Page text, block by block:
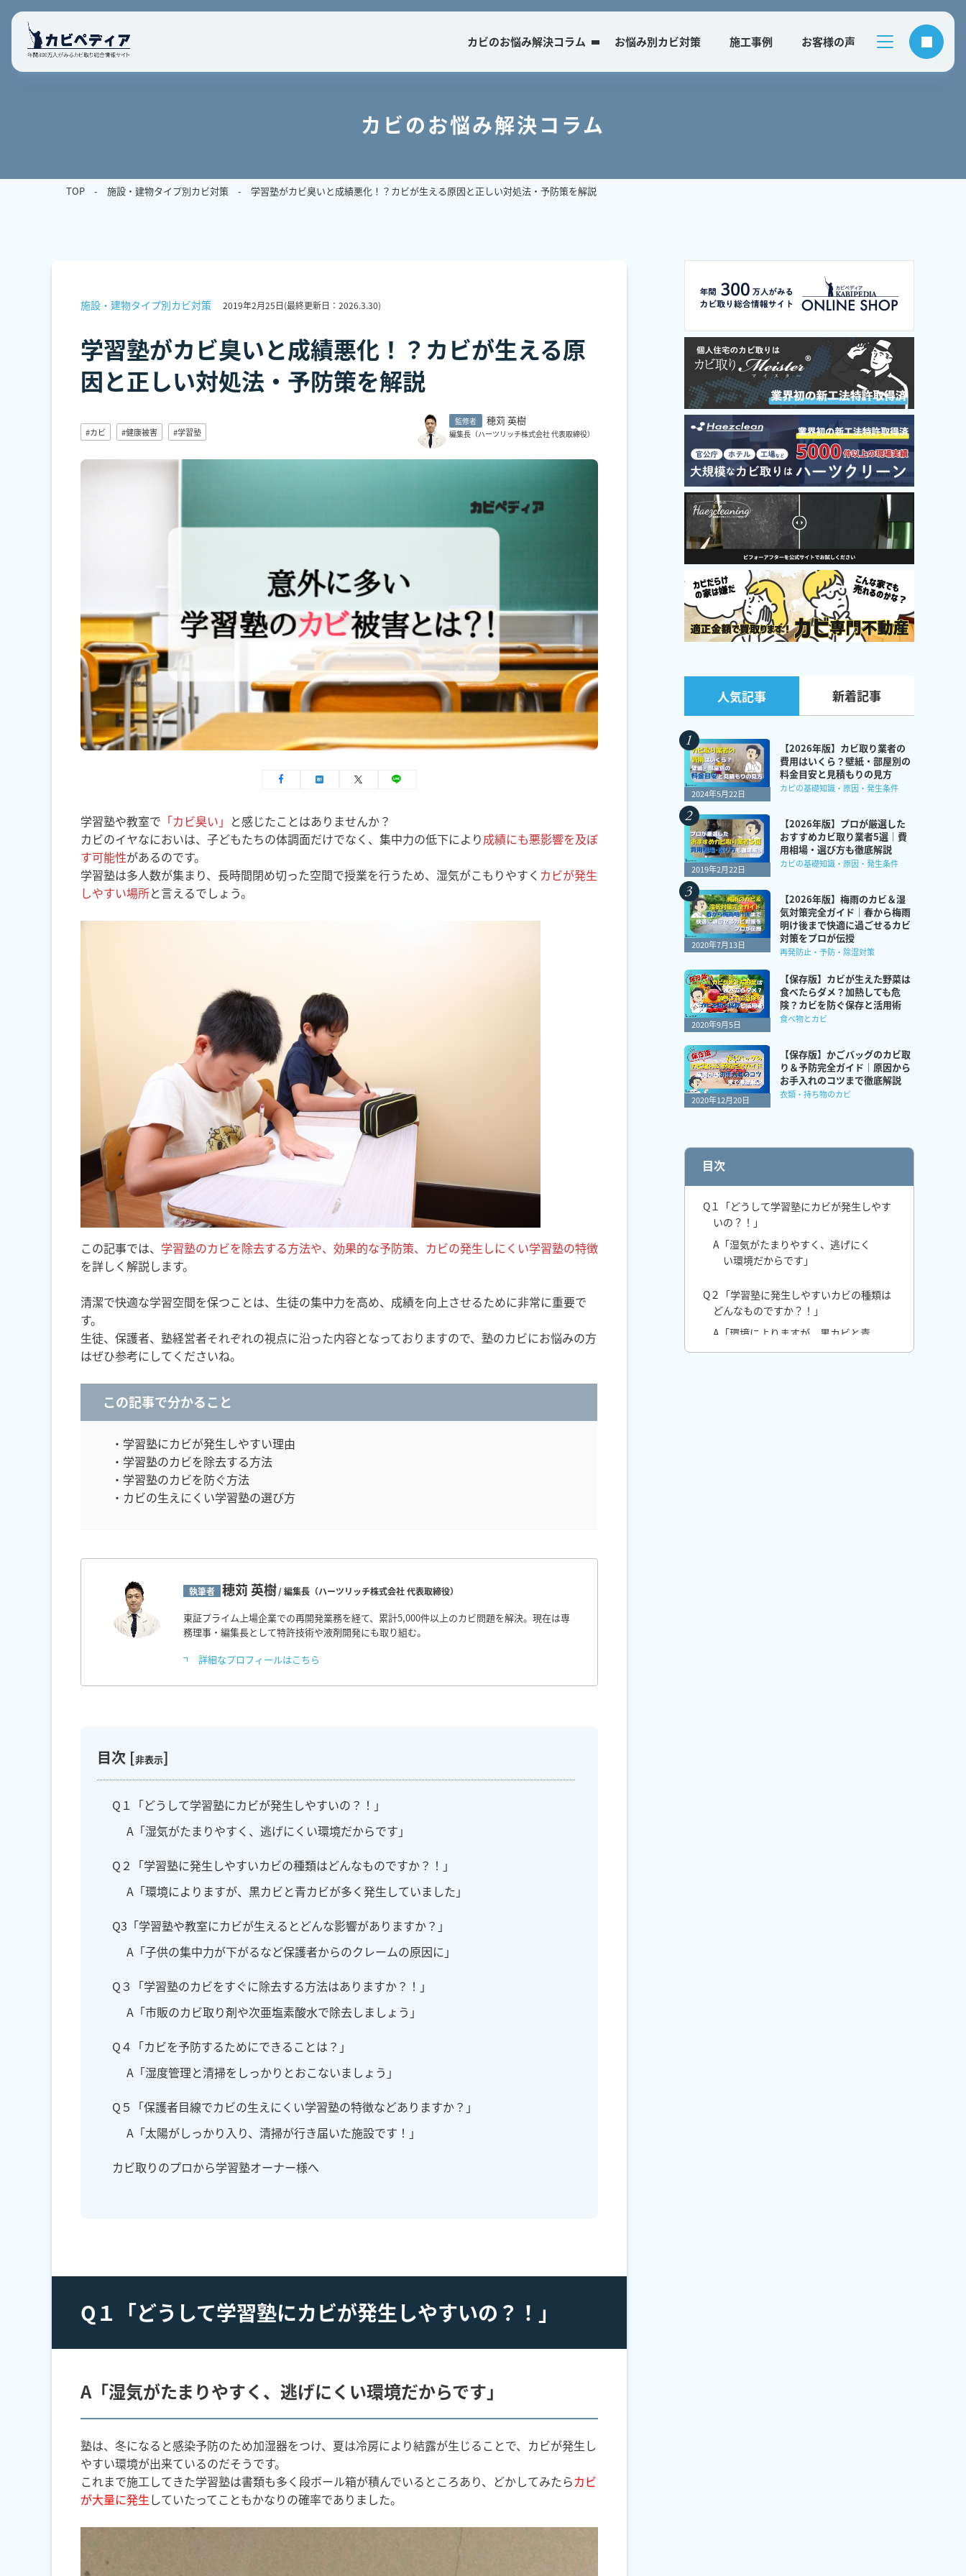
カビのお悩み解決コラム お悩み別カビ対策 施工事例 お客様の声
カビのお悩み解決コラム
TOP 施設・建物タイプ別カビ対策 学習塾がカビ臭いと成績悪化！？カビが生える原因と正しい対処法・予防策を解説
施設・建物タイプ別カビ対策 2019年2月25日(最終更新日： 2026.3.30)
学習塾がカビ臭いと成績悪化！？カビが生える原
因と正しい対処法・予防策を解説
#カビ #健康被害 #学習塾
監修者 穂苅 英樹
編集長（ハーツリッチ株式会社 代表取締役）
学習塾や教室で 「カビ臭い」 と感じたことはありませんか？
カビのイヤなにおいは、子どもたちの体調面だけでなく、集中力の低下により成績にも悪影響を及ぼ
す可能性があるのです。
学習塾は多人数が集まり、長時間閉め切った空間で授業を行うため、湿気がこもりやすく カビが発生
しやすい場所と言えるでしょう。
この記事では、 学習塾のカビを除去する方法や、効果的な予防策、カビの発生しにくい学習塾の特徴
を詳しく解説します。
清潔で快適な学習空間を保つことは、生徒の集中力を高め、成績を向上させるために非常に重要で
す。
生徒、保護者、塾経営者それぞれの視点に沿った内容となっておりますので、塾のカビにお悩みの方
はぜひ参考にしてくださいね。
この記事で分かること
・学習塾にカビが発生しやすい理由
・学習塾のカビを除去する方法
・学習塾のカビを防ぐ方法
・カビの生えにくい学習塾の選び方
執筆者 穂苅 英樹/ 編集長（ハーツリッチ株式会社 代表取締役）
東証プライム上場企業での再開発業務を経て、累計5,000件以上のカビ問題を解決。現在は専
務理事・編集長として特許技術や液剤開発にも取り組む。
詳細なプロフィールはこちら
目次 [非表示]
Q１「どうして学習塾にカビが発生しやすいの？！」
A「湿気がたまりやすく、逃げにくい環境だからです」
Q２「学習塾に発生しやすいカビの種類はどんなものですか？！」
A「環境によりますが、黒カビと青カビが多く発生していました」
Q3「学習塾や教室にカビが生えるとどんな影響がありますか？」
A「子供の集中力が下がるなど保護者からのクレームの原因に」
Q３「学習塾のカビをすぐに除去する方法はありますか？！」
A「市販のカビ取り剤や次亜塩素酸水で除去しましょう」
Q４「カビを予防するためにできることは？」
A「湿度管理と清掃をしっかりとおこないましょう」
Q５「保護者目線でカビの生えにくい学習塾の特徴などありますか？」
A「太陽がしっかり入り、清掃が行き届いた施設です！」
カビ取りのプロから学習塾オーナー様へ
Q１「どうして学習塾にカビが発生しやすいの？！」
A「湿気がたまりやすく、逃げにくい環境だからです」
塾は、冬になると感染予防のため加湿器をつけ、夏は冷房により結露が生じることで、カビが発生し
やすい環境が出来ているのだそうです。
これまで施工してきた学習塾は書類も多く段ボール箱が積んでいるところあり、どかしてみたらカビ
が大量に発生していたってこともかなりの確率でありました。
人気記事 新着記事
2024年5月22日
【2026年版】カビ取り業者の
費用はいくら？壁紙・部屋別の
料金目安と見積もりの見方
カビの基礎知識・原因・発生条件
2019年2月22日
【2026年版】プロが厳選した
おすすめカビ取り業者5選｜費
用相場・選び方も徹底解説
カビの基礎知識・原因・発生条件
2020年7月13日
【2026年版】梅雨のカビ＆湿
気対策完全ガイド｜春から梅雨
明け後まで快適に過ごせるカビ
対策をプロが伝授
再発防止・予防・除湿対策
2020年9月5日
【保存版】カビが生えた野菜は
食べたらダメ？加熱しても危
険？カビを防ぐ保存と活用術
食べ物とカビ
2020年12月20日
【保存版】かごバッグのカビ取
り＆予防完全ガイド｜原因から
お手入れのコツまで徹底解説
衣類・持ち物のカビ
目次
Q１「どうして学習塾にカビが発生しやす
いの？！」
A「湿気がたまりやすく、逃げにく
い環境だからです」
Q２「学習塾に発生しやすいカビの種類は
どんなものですか？！」
A「環境によりますが、黒カビと青
カビが多く発生していました」